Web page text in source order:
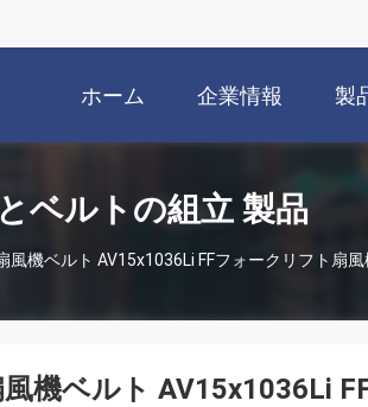
ホーム 企業情報 製
ベルトの組立 製品
風機ベルト AV15x1036Li FFフォークリフト扇
機ベルト AV15x1036Li